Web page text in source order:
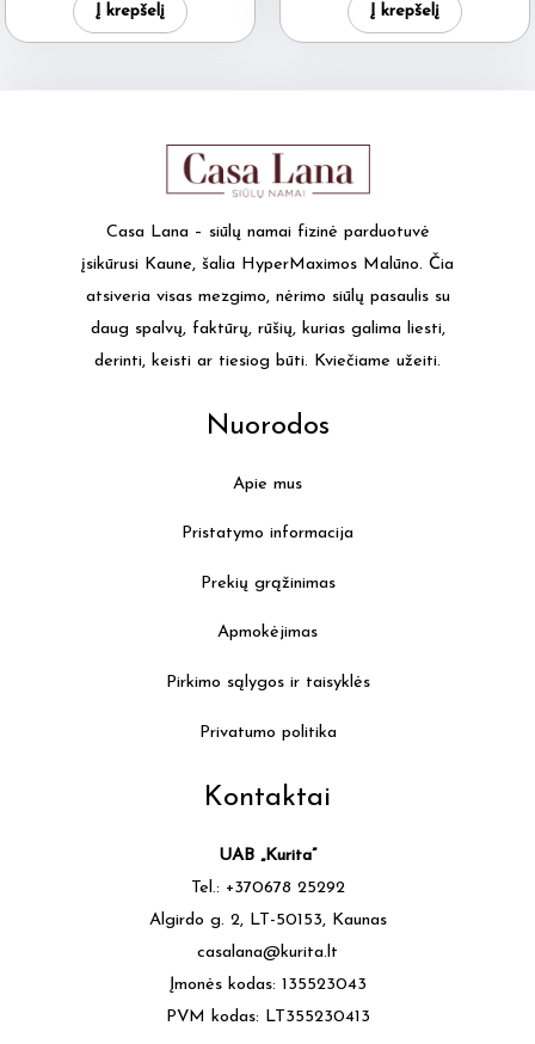
Į krepšelį Į krepšelį
Casa Lana – siūlų namai fizinė parduotuvė
įsikūrusi Kaune, šalia HyperMaximos Malūno. Čia
atsiveria visas mezgimo, nėrimo siūlų pasaulis su
daug spalvų, faktūrų, rūšių, kurias galima liesti,
derinti, keisti ar tiesiog būti. Kviečiame užeiti.
Nuorodos
Apie mus
Pristatymo informacija
Prekių grąžinimas
Apmokėjimas
Pirkimo sąlygos ir taisyklės
Privatumo politika
Kontaktai
UAB „Kurita”
Tel.: +370678 25292
Algirdo g. 2, LT-50153, Kaunas
casalana@kurita.lt
Įmonės kodas: 135523043
PVM kodas: LT355230413